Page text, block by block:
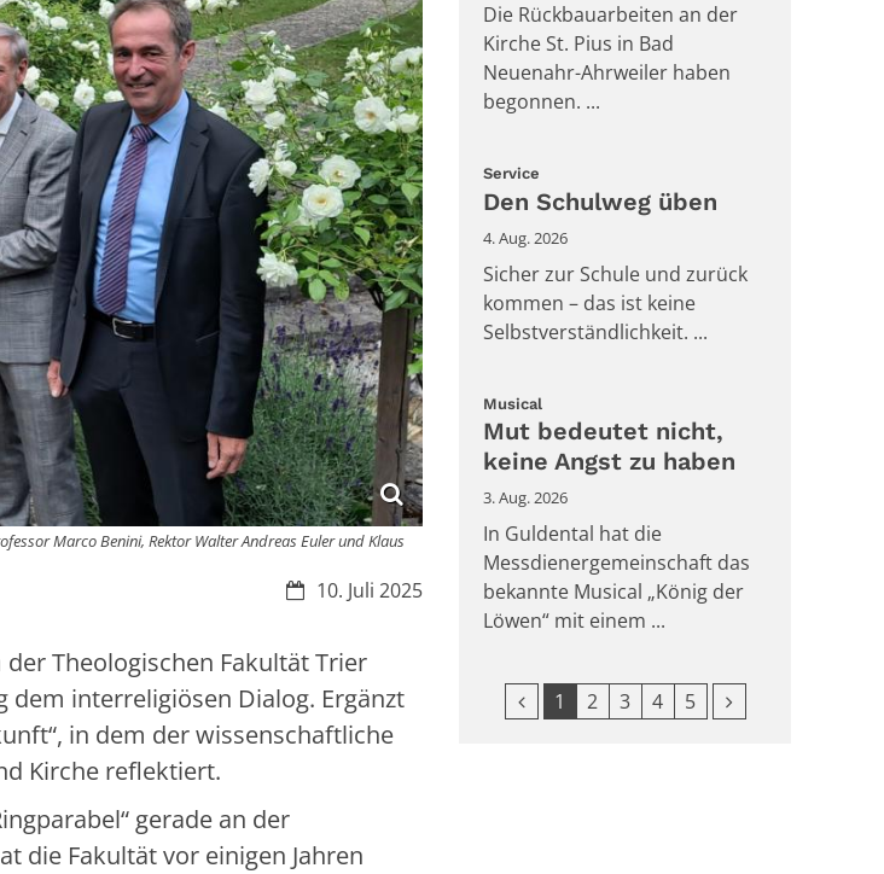
Marco Benini, Rektor Walter Andreas Euler und Klaus
Datum:10. Juli 2025
Theologischen Fakultät Trier
interreligiösen Dialog. Ergänzt
in dem der wissenschaftliche
Kirche reflektiert.
gerade an der
die Fakultät vor einigen Jahren
Die Rückbauarbeiten an der
Kirche St. Pius in Bad
Neuenahr-Ahrweiler haben
begonnen. ...
Service
Den Schulweg üben
4. Aug. 2026
Sicher zur Schule und zurück
kommen – das ist keine
Selbstverständlichkeit. ...
Musical
Mut bedeutet nicht,
keine Angst zu haben
3. Aug. 2026
In Guldental hat die
Messdienergemeinschaft das
bekannte Musical „König der
Löwen“ mit einem ...
Vorherige Seite
1 2 3 4 5 Nächste Seite